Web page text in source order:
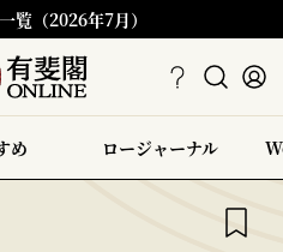
覧（2026年7月）
め ロージャーナル